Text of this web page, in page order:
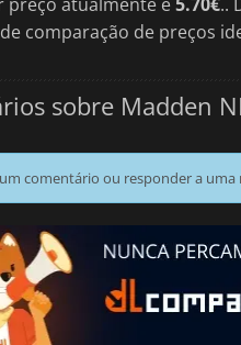
comparação de preços
sobre Madden
comentário ou responder a uma